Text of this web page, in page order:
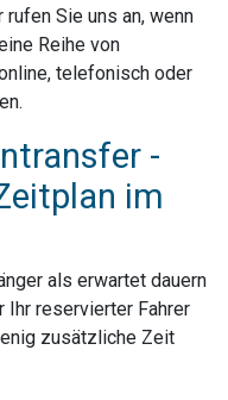
Sie uns an, wenn
Reihe von
telefonisch oder
-
im
als erwartet dauern
Ihr reservierter Fahrer
zusätzliche Zeit